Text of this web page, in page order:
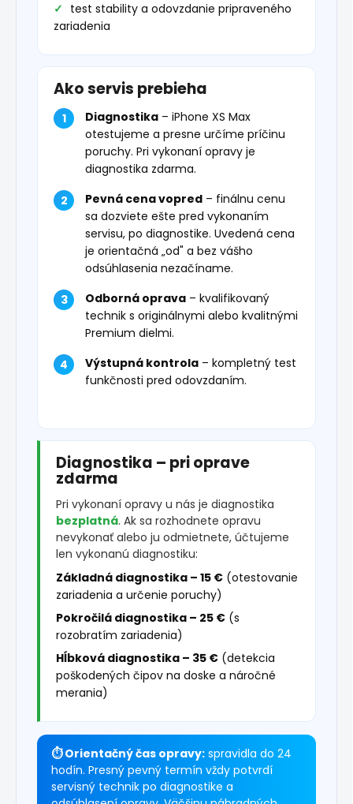
test stability a odovzdanie pripraveného
zariadenia
Ako servis prebieha
Diagnostika – iPhone XS Max
otestujeme a presne určíme príčinu
poruchy. Pri vykonaní opravy je
diagnostika zdarma.
Pevná cena vopred – finálnu cenu
sa dozviete ešte pred vykonaním
servisu, po diagnostike. Uvedená cena
je orientačná „od" a bez vášho
odsúhlasenia nezačíname.
Odborná oprava – kvalifikovaný
technik s originálnymi alebo kvalitnými
Premium dielmi.
Výstupná kontrola – kompletný test
funkčnosti pred odovzdaním.
Diagnostika – pri oprave
zdarma
Pri vykonaní opravy u nás je diagnostika
bezplatná. Ak sa rozhodnete opravu
nevykonať alebo ju odmietnete, účtujeme
len vykonanú diagnostiku:
Základná diagnostika – 15 € (otestovanie
zariadenia a určenie poruchy)
Pokročilá diagnostika – 25 € (s
rozobratím zariadenia)
Hĺbková diagnostika – 35 € (detekcia
poškodených čipov na doske a náročné
merania)
⏱ Orientačný čas opravy: spravidla do 24
hodín. Presný pevný termín vždy potvrdí
servisný technik po diagnostike a